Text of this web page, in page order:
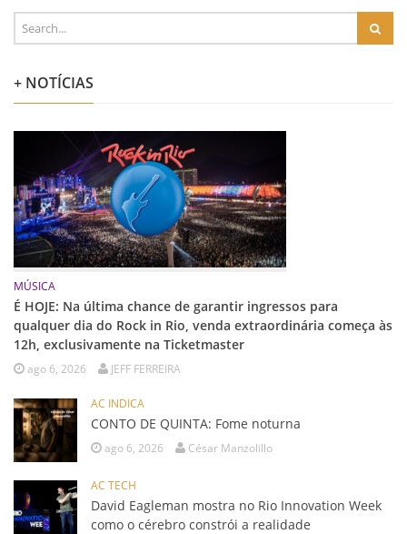
+ NOTÍCIAS
MÚSICA
É HOJE: Na última chance de garantir ingressos para
qualquer dia do Rock in Rio, venda extraordinária começa às
12h, exclusivamente na Ticketmaster
ago 6, 2026 JEFF FERREIRA
AC INDICA
CONTO DE QUINTA: Fome noturna
ago 6, 2026 César Manzolillo
AC TECH
David Eagleman mostra no Rio Innovation Week
como o cérebro constrói a realidade